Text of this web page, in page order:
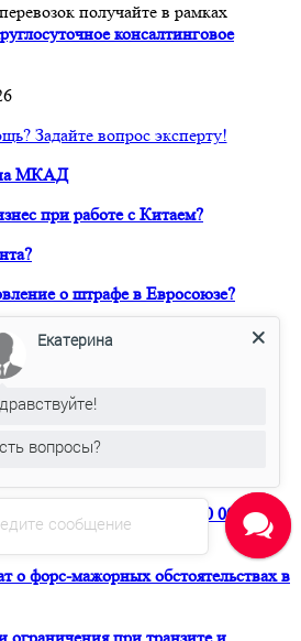
получайте в рамках
консалтинговое
Задайте вопрос эксперту!
МКАД
при работе с Китаем?
о штрафе в Евросоюзе?
Дозвол на перевозку?
за неоплаченный фрахт?
в ЮРВЕСТ 24/7?
таможней товар по
штрафа в размере 200 000
о форс-мажорных обстоятельствах в
сообщение
Екатерина
вопросы?